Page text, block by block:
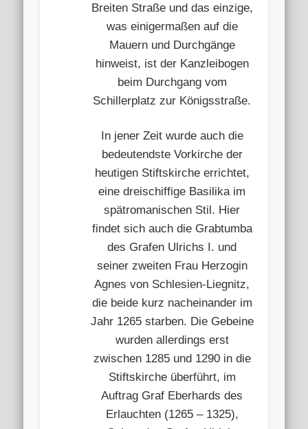
Breiten Straße und das einzige,
was einigermaßen auf die
Mauern und Durchgänge
hinweist, ist der Kanzleibogen
beim Durchgang vom
Schillerplatz zur Königsstraße.
In jener Zeit wurde auch die
bedeutendste Vorkirche der
heutigen Stiftskirche errichtet,
eine dreischiffige Basilika im
spätromanischen Stil. Hier
findet sich auch die Grabtumba
des Grafen Ulrichs I. und
seiner zweiten Frau Herzogin
Agnes von Schlesien-Liegnitz,
die beide kurz nacheinander im
Jahr 1265 starben. Die Gebeine
wurden allerdings erst
zwischen 1285 und 1290 in die
Stiftskirche überführt, im
Auftrag Graf Eberhards des
Erlauchten (1265 – 1325),